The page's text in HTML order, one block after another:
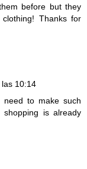
before but they
Thanks for
10:14
need to make such
is already